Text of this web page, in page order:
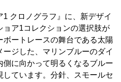
クロノグラフ』に、新デザイ
ョア1コレクションの選択肢が
ボートレースの舞台である太陽
ジした、マリンブルーのダイ
に向かって明るくなるブルー
ています。分針、スモールセ